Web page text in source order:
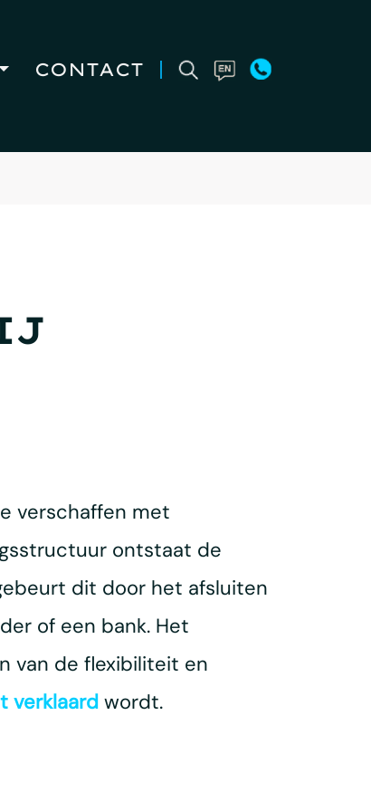
CONTACT
verschaffen met
ontstaat de
dit door het afsluiten
of een bank. Het
van de flexibiliteit en
verklaardwordt.